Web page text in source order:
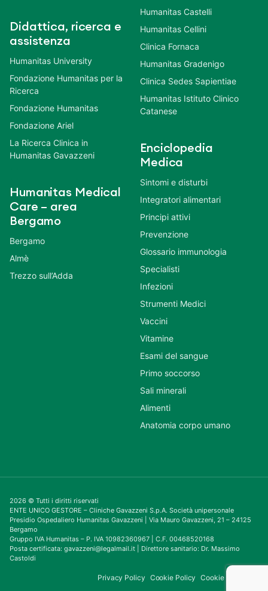
Didattica, ricerca e
assistenza
Humanitas University
Fondazione Humanitas per la
Ricerca
Fondazione Humanitas
Fondazione Ariel
La Ricerca Clinica in
Humanitas Gavazzeni
Humanitas Medical
Care – area
Bergamo
Bergamo
Almè
Trezzo sull’Adda
Humanitas Castelli
Humanitas Cellini
Clinica Fornaca
Humanitas Gradenigo
Clinica Sedes Sapientiae
Humanitas Istituto Clinico
Catanese
Enciclopedia
Medica
Sintomi e disturbi
Integratori alimentari
Principi attivi
Prevenzione
Glossario immunologia
Specialisti
Infezioni
Strumenti Medici
Vaccini
Vitamine
Esami del sangue
Primo soccorso
Sali minerali
Alimenti
Anatomia corpo umano
2026 © Tutti i diritti riservati
ENTE UNICO GESTORE – Cliniche Gavazzeni S.p.A. Società unipersonale
Presidio Ospedaliero Humanitas Gavazzeni | Via Mauro Gavazzeni, 21 – 24125
Bergamo
Gruppo IVA Humanitas – P. IVA 10982360967 | C.F. 00468520168
Posta certificata: gavazzeni@legalmail.it | Direttore sanitario: Dr. Massimo
Castoldi
Privacy Policy Cookie Policy Cookie Consent